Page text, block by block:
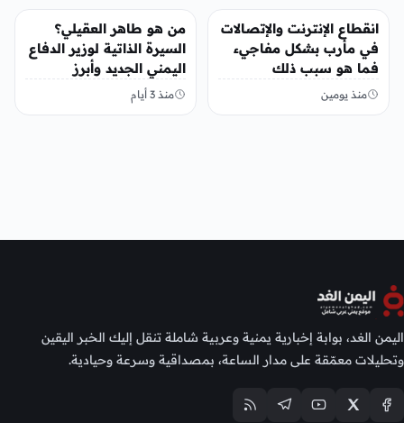
أخبار محلية
انقطاع الإنترنت والإتصالات
في مأرب بشكل مفاجيء
فما هو سبب ذلك
منذ يومين
من هو طاهر العقيلي؟
السيرة الذاتية لوزير الدفاع
اليمني الجديد وأبرز
مناصبه
منذ 3 أيام
اليمن الغد، بوابة إخبارية يمنية وعربية شاملة تنقل إليك الخبر اليقين
وتحليلات معمّقة على مدار الساعة، بمصداقية وسرعة وحيادية.